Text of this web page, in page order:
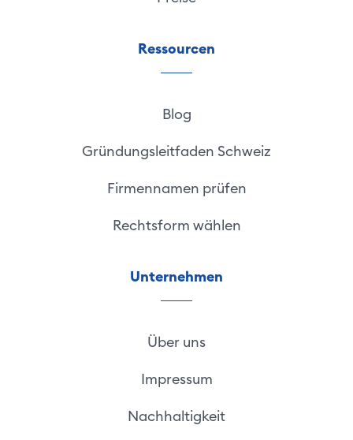
Ressourcen
Blog
Gründungsleitfaden Schweiz
Firmennamen prüfen
Rechtsform wählen
Unternehmen
Über uns
Impressum
Nachhaltigkeit